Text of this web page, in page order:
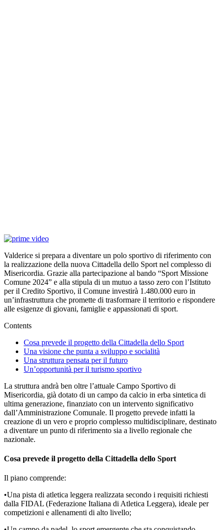
Valderice si prepara a diventare un polo sportivo di riferimento con
la realizzazione della nuova Cittadella dello Sport nel complesso di
Misericordia. Grazie alla partecipazione al bando “Sport Missione
Comune 2024” e alla stipula di un mutuo a tasso zero con l’Istituto
per il Credito Sportivo, il Comune investirà 1.480.000 euro in
un’infrastruttura che promette di trasformare il territorio e rispondere
alle esigenze di giovani, famiglie e appassionati di sport.
Contents
Cosa prevede il progetto della Cittadella dello Sport
Una visione che punta a sviluppo e socialità
Una struttura pensata per il futuro
Un’opportunità per il turismo sportivo
La struttura andrà ben oltre l’attuale Campo Sportivo di
Misericordia, già dotato di un campo da calcio in erba sintetica di
ultima generazione, finanziato con un intervento significativo
dall’Amministrazione Comunale. Il progetto prevede infatti la
creazione di un vero e proprio complesso multidisciplinare, destinato
a diventare un punto di riferimento sia a livello regionale che
nazionale.
Cosa prevede il progetto della Cittadella dello Sport
Il piano comprende:
•Una pista di atletica leggera realizzata secondo i requisiti richiesti
dalla FIDAL (Federazione Italiana di Atletica Leggera), ideale per
competizioni e allenamenti di alto livello;